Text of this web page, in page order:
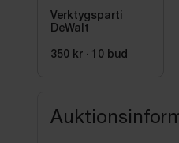
Verktygsparti
DeWalt
350 kr · 10 bud